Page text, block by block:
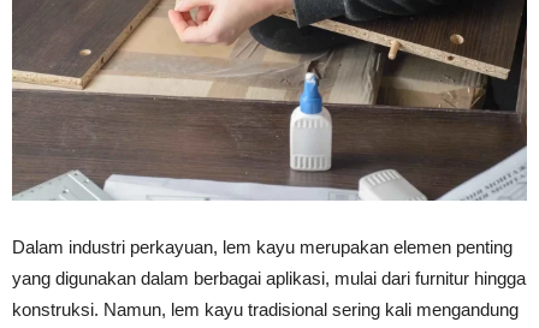
Vinyl
Cepat
Dalam industri perkayuan, lem kayu merupakan elemen penting
yang digunakan dalam berbagai aplikasi, mulai dari furnitur hingga
konstruksi. Namun, lem kayu tradisional sering kali mengandung